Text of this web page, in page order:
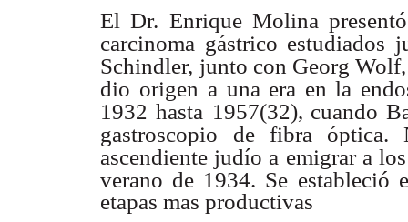
El Dr. Enrique Molina
carcinoma gástrico estudiados
Schindler, junto con Georg
dio origen a una era en la
1932 hasta 1957(32), cuando
gastroscopio
de fibra óptica.
ascendiente judío a emigrar a
verano de 1934. Se estableció
etapas mas productivas